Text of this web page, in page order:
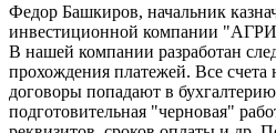
Федор Башкиров, начальник
инвестиционной компании
В нашей компании разработан
прохождения платежей. Все счета
договоры попадают в
подготовительная "черновая"